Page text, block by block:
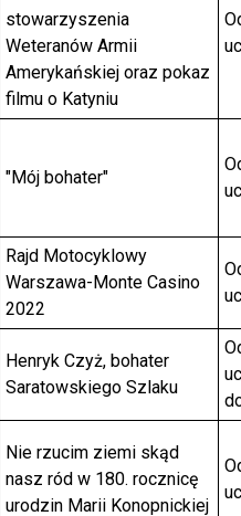
stowarzyszenia
Weteranów Armii
Amerykańskiej oraz pokaz
filmu o Katyniu
"Mój bohater"
Rajd Motocyklowy
Warszawa-Monte Casino
2022
Henryk Czyż, bohater
Saratowskiego Szlaku
Nie rzucim ziemi skąd
nasz ród w 180. rocznicę
urodzin Marii Konopnickiej